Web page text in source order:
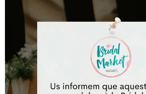
C. DE MASPONS, 7, GRÀCIA,
HTTPS://
Servei de cocktail bar per a festes i
Amb ells la teva barra anirà sobre rodes.